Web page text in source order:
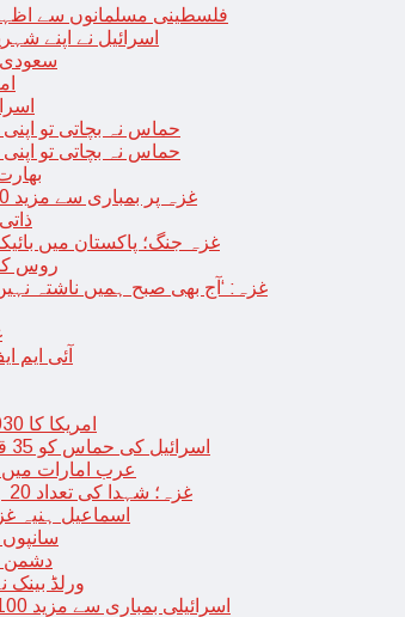
فلسطینی مسلمانوں سے
اسرائیل نے اپنے
سعودی
حماس نہ بچاتی تو
حماس نہ بچاتی تو
بھارت نے
غزہ پر بمباری سے مزید 250 شہید ، رملہ میں خاتون فلسطینی سیاستدان گرفتار
ذاتی
غزہ جنگ؛ پاکستان میں
روس
غزہ: ‘آج بھی صبح ہمیں ناشتہ
آئی ایم
امریکا کا 2030 تک چاند پر ایک بار پھر انسانی مشن بھیجنے کا منصوبہ
اسرائیل کی حماس کو 35 قیدیوں کی رہائی کے بدلے 7 روزہ جنگ بندی کی پیشکش
عرب امارات
غزہ؛ شہدا کی تعداد 20 ہزار ہوگئی، اقوام متحدہ کی قرارداد پر ووٹنگ پھرموخر
اسماعیل ہنیہ
دشمن
ورلڈ بینک نے پاکستان
اسرائیلی بمباری سے مزید 100 فلسطینی شہید ، العودہ اسپتال فوجی بیرک میں تبدیل